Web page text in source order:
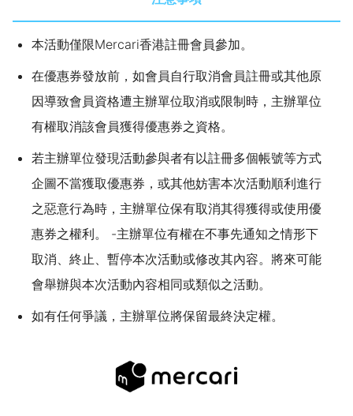
本活動僅限Mercari香港註冊會員參加。
在優惠券發放前，如會員自行取消會員註冊或其他原
因導致會員資格遭主辦單位取消或限制時，主辦單位
有權取消該會員獲得優惠券之資格。
若主辦單位發現活動參與者有以註冊多個帳號等方式
企圖不當獲取優惠券，或其他妨害本次活動順利進行
之惡意行為時，主辦單位保有取消其得獲得或使用優
惠券之權利。 -主辦單位有權在不事先通知之情形下
取消、終止、暫停本次活動或修改其內容。將來可能
會舉辦與本次活動內容相同或類似之活動。
如有任何爭議，主辦單位將保留最終決定權。